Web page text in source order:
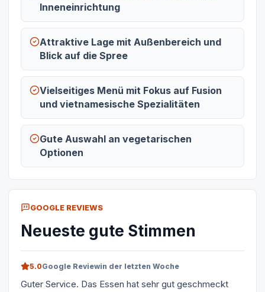
Inneneinrichtung
Attraktive Lage mit Außenbereich und
Blick auf die Spree
Vielseitiges Menü mit Fokus auf Fusion
und vietnamesische Spezialitäten
Gute Auswahl an vegetarischen
Optionen
GOOGLE REVIEWS
Neueste gute Stimmen
5.0Google Reviewin der letzten Woche
Guter Service. Das Essen hat sehr gut geschmeckt